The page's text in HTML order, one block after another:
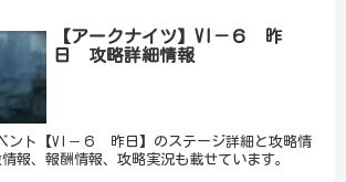
【アークナイツ】VI－６ 昨
日 攻略詳細情報
ント【VI－６ 昨日】のステージ詳細と攻略情
報、報酬情報、攻略実況も載せています。